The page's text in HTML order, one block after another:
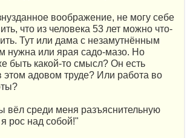
воображение, не могу себе
что из человека 53 лет можно что-
Тут или дама с незамутнённым
нужна или ярая садо-мазо. Но
быть какой-то смысл? Он есть
этом адовом труде? Или работа во
вёл среди меня разъяснительную
я рос над собой!"